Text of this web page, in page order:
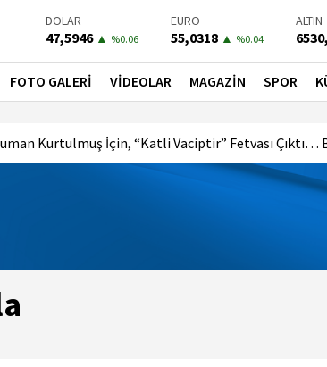
DOLAR
47,5946 ▲ %0.06
EURO
55,0318 ▲ %0.04
ALTIN
BIST-100
13755,84 ▲ %0.38
PETROL
80,4300▲ %1.94
BONO
FOTO GALERİ VİDEOLAR MAGAZİN SPOR
Kurtulmuş İçin, “Katli Vaciptir” Fetvası Çıktı…